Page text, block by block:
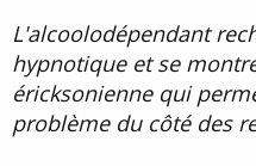
L'alcoolodépendant
hypnotique et se
éricksonienne qui
problème du côté des